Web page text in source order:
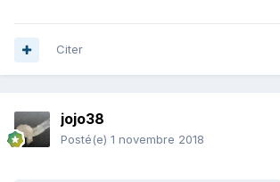
Citer
jojo38
Posté(e) 1 novembre 2018